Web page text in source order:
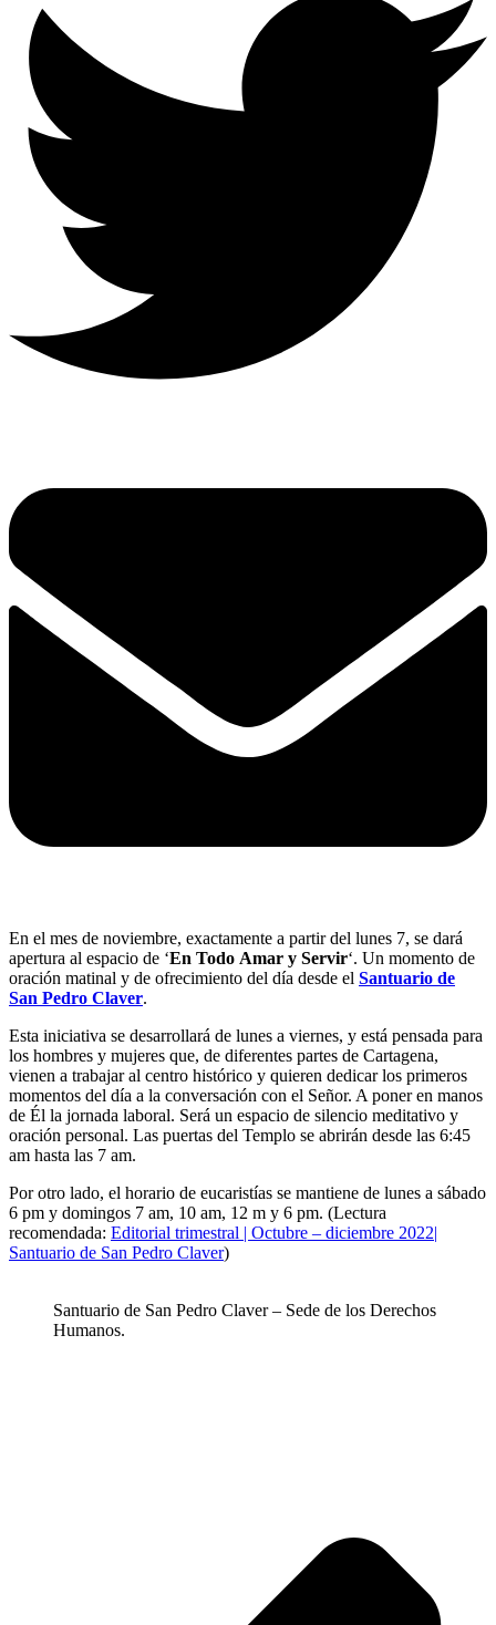
En el mes de noviembre, exactamente a partir del lunes 7, se dará
apertura al espacio de ‘En Todo Amar y Servir‘. Un momento de
oración matinal y de ofrecimiento del día desde el Santuario de
San Pedro Claver.
Esta iniciativa se desarrollará de lunes a viernes, y está pensada para
los hombres y mujeres que, de diferentes partes de Cartagena,
vienen a trabajar al centro histórico y quieren dedicar los primeros
momentos del día a la conversación con el Señor. A poner en manos
de Él la jornada laboral. Será un espacio de silencio meditativo y
oración personal. Las puertas del Templo se abrirán desde las 6:45
am hasta las 7 am.
Por otro lado, el horario de eucaristías se mantiene de lunes a sábado
6 pm y domingos 7 am, 10 am, 12 m y 6 pm. (Lectura
recomendada: Editorial trimestral | Octubre – diciembre 2022|
Santuario de San Pedro Claver)
Santuario de San Pedro Claver – Sede de los Derechos
Humanos.